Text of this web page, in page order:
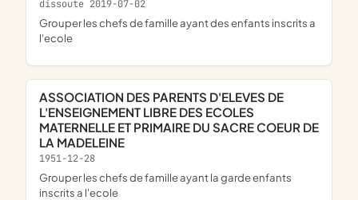
dissoute 2019-07-02
grouper les chefs de famille ayant des enfants inscrits a
l'ecole
ASSOCIATION DES PARENTS D'ELEVES DE
L'ENSEIGNEMENT LIBRE DES ECOLES
MATERNELLE ET PRIMAIRE DU SACRE COEUR DE
LA MADELEINE
1951-12-28
grouper les chefs de famille ayant la garde enfants
inscrits a l'ecole